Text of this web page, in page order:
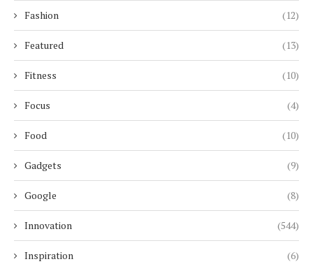
Fashion (12)
Featured (13)
Fitness (10)
Focus (4)
Food (10)
Gadgets (9)
Google (8)
Innovation (544)
Inspiration (6)